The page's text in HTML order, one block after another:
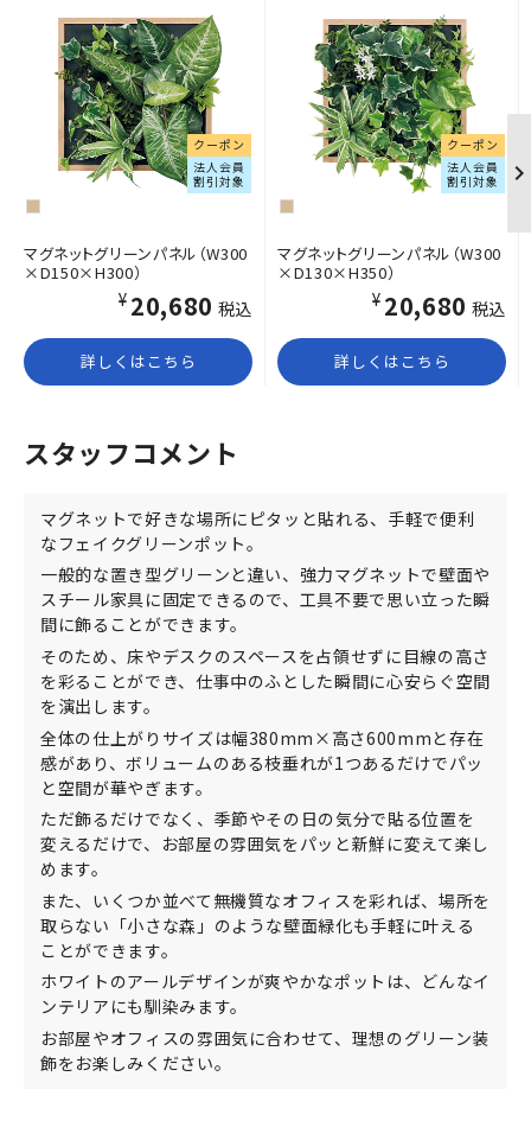
クーポン
法人会員
割引対象
マグネットグリーンパネル（W300
×D150×H300）
¥20,680 税込
詳しくはこちら
クーポン
法人会員
割引対象
マグネットグリーンパネル（W300
×D130×H350）
¥20,680 税込
詳しくはこちら
スタッフコメント
マグネットで好きな場所にピタッと貼れる、手軽で便利
なフェイクグリーンポット。
一般的な置き型グリーンと違い、強力マグネットで壁面や
スチール家具に固定できるので、工具不要で思い立った瞬
間に飾ることができます。
そのため、床やデスクのスペースを占領せずに目線の高さ
を彩ることができ、仕事中のふとした瞬間に心安らぐ空間
を演出します。
全体の仕上がりサイズは幅380mm×高さ600mmと存在
感があり、ボリュームのある枝垂れが1つあるだけでパッ
と空間が華やぎます。
ただ飾るだけでなく、季節やその日の気分で貼る位置を
変えるだけで、お部屋の雰囲気をパッと新鮮に変えて楽し
めます。
また、いくつか並べて無機質なオフィスを彩れば、場所を
取らない「小さな森」のような壁面緑化も手軽に叶える
ことができます。
ホワイトのアールデザインが爽やかなポットは、どんなイ
ンテリアにも馴染みます。
お部屋やオフィスの雰囲気に合わせて、理想のグリーン装
飾をお楽しみください。